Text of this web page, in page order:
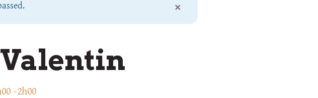
Close
Valentin
-2h00